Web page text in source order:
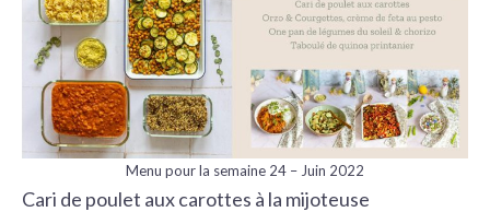
Menu pour la semaine 24 – Juin 2022
Cari de poulet aux carottes à la mijoteuse